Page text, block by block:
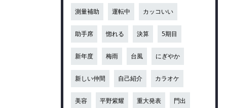
測量補助 運転中 カッコいい
助手席 惚れる 決算 5期目
新年度 梅雨 台風 にぎやか
新しい仲間 自己紹介 カラオケ
美容 平野紫耀 重大発表 門出